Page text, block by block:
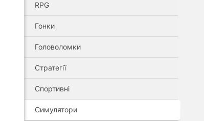
RPG
Гонки
Головоломки
Стратегії
Спортивні
Симулятори